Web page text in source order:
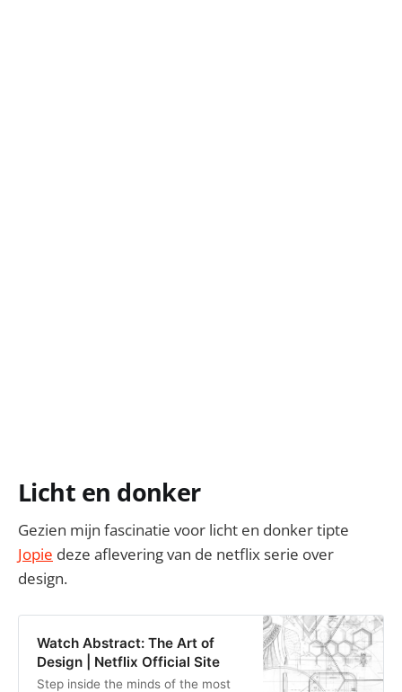
Licht en donker
Gezien mijn fascinatie voor licht en donker tipte
Jopie deze aflevering van de netflix serie over
design.
Watch Abstract: The Art of
Design | Netflix Official Site
Step inside the minds of the most